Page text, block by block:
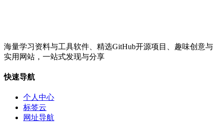
海量学习资料与工具软件、精选GitHub开源项目、趣味创意与
实用网站，一站式发现与分享
快速导航
个人中心
标签云
网址导航